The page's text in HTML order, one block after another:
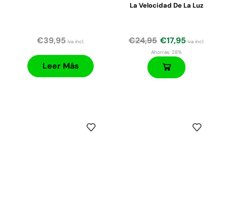
€39,95 iva incl.
Leer Más
La Velocidad De La Luz
€24,95 €17,95 iva incl.
Ahorras: 28%